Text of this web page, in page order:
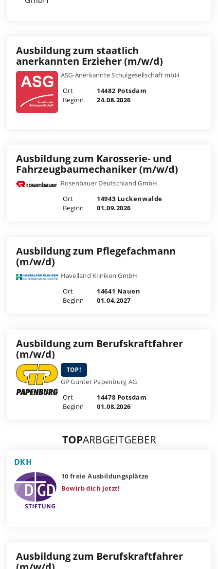
Ausbildung zum staatlich
anerkannten Erzieher (m/w/d)
ASG-Anerkannte Schulgesellschaft mbH
Ort
14482 Potsdam
Beginn
24.08.2026
Ausbildung zum Karosserie- und
Fahrzeugbaumechaniker (m/w/d)
Rosenbauer Deutschland GmbH
Ort
14943 Luckenwalde
Beginn
01.09.2026
Ausbildung zum Pflegefachmann
(m/w/d)
Havelland Kliniken GmbH
Ort
14641 Nauen
Beginn
01.04.2027
Ausbildung zum Berufskraftfahrer
(m/w/d)
TOP!
GP Günter Papenburg AG
Ort
14478 Potsdam
Beginn
01.08.2026
TOPARBGEITGEBER
DKH
10 freie Ausbildungsplätze
Bewirb dich jetzt!
Ausbildung zum Berufskraftfahrer